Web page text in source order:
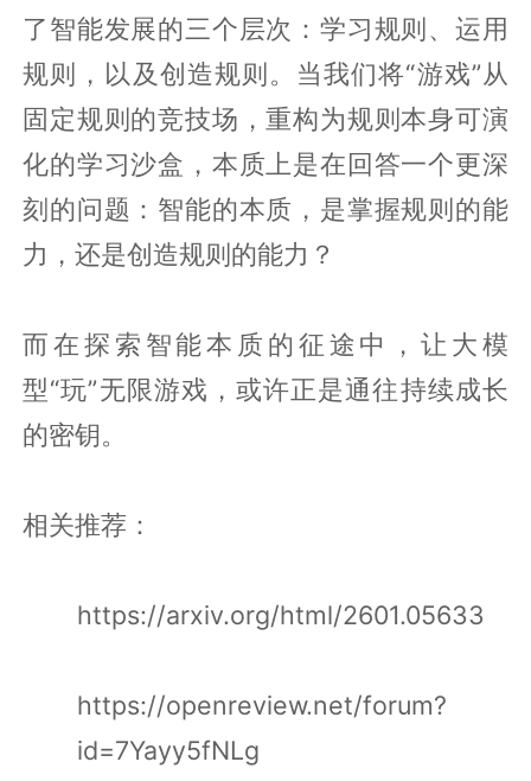
了智能发展的三个层次：学习规则、运用
规则，以及创造规则。当我们将“游戏”从
固定规则的竞技场，重构为规则本身可演
化的学习沙盒，本质上是在回答一个更深
刻的问题：智能的本质，是掌握规则的能
力，还是创造规则的能力？
而在探索智能本质的征途中，让大模
型“玩”无限游戏，或许正是通往持续成长
的密钥。
相关推荐：
https://arxiv.org/html/2601.05633
https://openreview.net/forum?
id=7Yayy5fNLg